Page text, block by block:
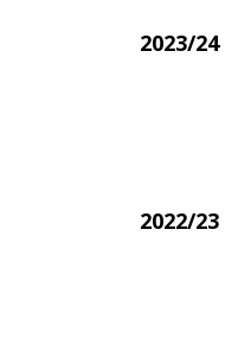
2023/24
2022/23